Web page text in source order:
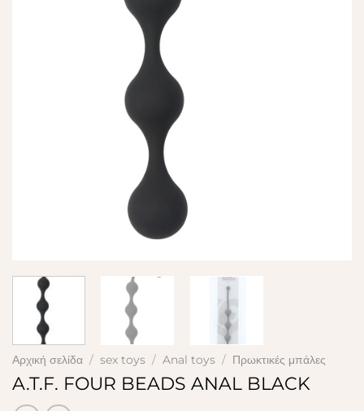
Αρχική σελίδα / sex toys / Anal toys / Πρωκτικές μπάλες
A.T.F. FOUR BEADS ANAL BLACK